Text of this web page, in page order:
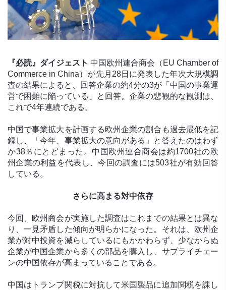
『必読』ダイジェスト 中国欧州連合商会（EU Chamber of
Commerce in China）が先月28日に発表した年次大規模調
査の結果によると、回答企業の約4分の3が「中国の事業運
営で困難に陥っている」と回答。企業の悲観的な観測は、
これで4年連続である。
中国で事業拡大を計画する欧州企業の割合も過去最低を記
録し、「今年、事業拡大の意向がある」と答えたのはわず
か38％にとどまった。中国欧州連合商会は約1700社の欧
州企業の利益を代表し、今回の調査には503社が有効回答
している。
さらに高まる対中依存
今回、欧州商会が実施した調査はこれまでの結果とは異な
り、一見矛盾した傾向が明らかになった。それは、欧州企
業が対中投資を減らしているにもかかわらず、少なからぬ
企業が中国企業から多くの部品を購入し、サプライチェー
ンの中国依存が高まっていることである。
中国はトランプ関税に対抗して米国製品に追加関税を課し